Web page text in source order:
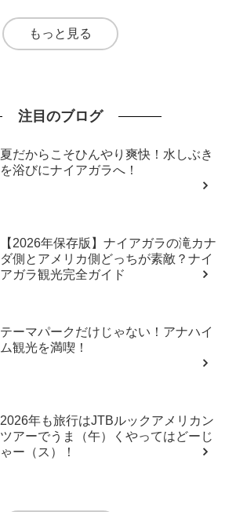
もっと見る
注目のブログ
夏だからこそひんやり爽快！水しぶき
を浴びにナイアガラへ！
【2026年保存版】ナイアガラの滝カナ
ダ側とアメリカ側どっちが素敵？ナイ
アガラ観光完全ガイド
テーマパークだけじゃない！アナハイ
ム観光を満喫！
2026年も旅行はJTBルックアメリカン
ツアーでうま（午）くやってはどーじ
ゃー（ス）！